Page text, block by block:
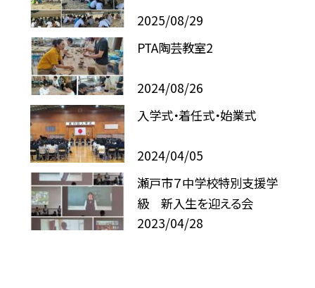
2025/08/29
PTA陶芸教室2
2024/08/26
入学式・着任式・始業式
2024/04/05
瀬戸市７中学校特別支援学
級 新入生を迎える会
2023/04/28